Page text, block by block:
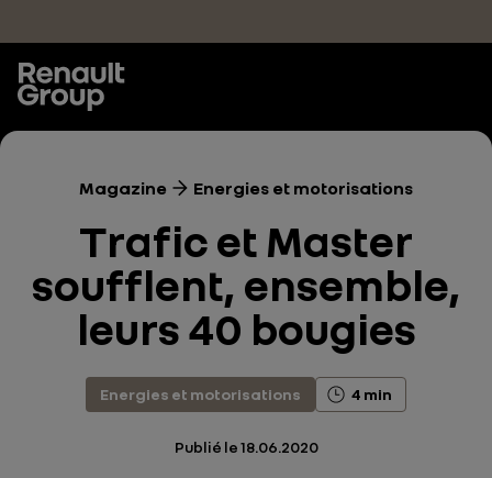
Magazine Energies et motorisations
Trafic et Master
soufflent, ensemble,
leurs 40 bougies
Energies et motorisations 4 min
Publié le18.06.2020